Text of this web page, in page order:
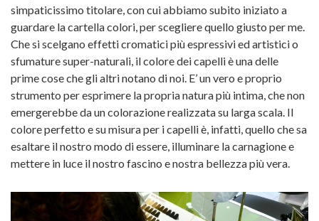
simpaticissimo titolare, con cui abbiamo subito iniziato a
guardare la cartella colori, per scegliere quello giusto per me.
Che si scelgano effetti cromatici più espressivi ed artistici o
sfumature super-naturali, il colore dei capelli è una delle
prime cose che gli altri notano di noi. E’ un vero e proprio
strumento per esprimere la propria natura più intima, che non
emergerebbe da un colorazione realizzata su larga scala. Il
colore perfetto e su misura per i capelli è, infatti, quello che sa
esaltare il nostro modo di essere, illuminare la carnagione e
mettere in luce il nostro fascino e nostra bellezza più vera.